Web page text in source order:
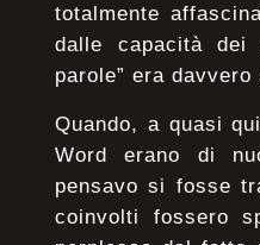
totalmente
dalle capacità dei
parole” era
Quando, a quasi
Word erano di
pensavo si fosse
coinvolti fossero